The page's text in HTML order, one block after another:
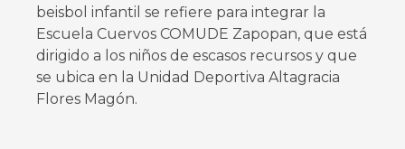
beisbol infantil se refiere para integrar la
Escuela Cuervos COMUDE Zapopan, que está
dirigido a los niños de escasos recursos y que
se ubica en la Unidad Deportiva Altagracia
Flores Magón.